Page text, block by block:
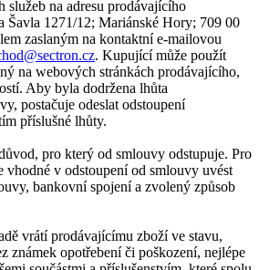
služeb na adresu prodávajícího
Šavla 1271/12; Mariánské Hory; 709 00
zaslaným na kontaktní e-mailovou
. Kupující může použít
na webových stránkách prodávajícího,
Aby byla dodržena lhůta
postačuje odeslat odstoupení
příslušné lhůty.
pro který od smlouvy odstupuje. Pro
vhodné v odstoupení od smlouvy uvést
bankovní spojení a zvolený způsob
vrátí prodávajícímu zboží ve stavu,
známek opotřebení či poškození, nejlépe